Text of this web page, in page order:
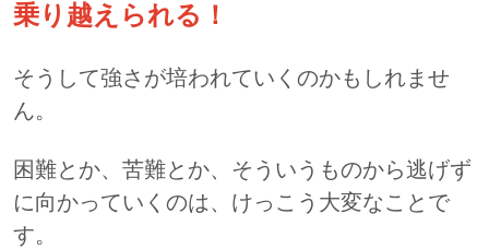
乗り越えられる！
そうして強さが培われていくのかもしれませ
ん。
困難とか、苦難とか、そういうものから逃げず
に向かっていくのは、けっこう大変なことで
す。